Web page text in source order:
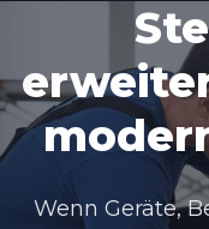
Wenn Geräte,